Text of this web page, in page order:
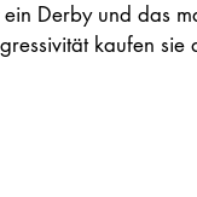
ein Derby und das
kaufen sie